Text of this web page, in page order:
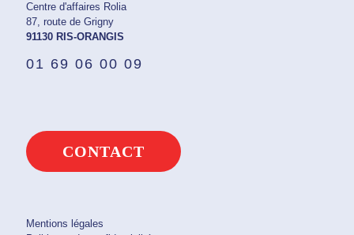
Centre d'affaires Rolia
87, route de Grigny
91130 RIS-ORANGIS
01 69 06 00 09
CONTACT
Mentions légales